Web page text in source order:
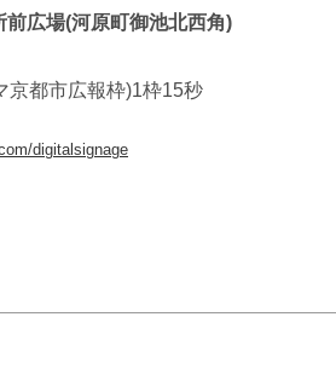
前広場(河原町御池北西角)
京都市広報枠)1枠15秒
digitalsignage